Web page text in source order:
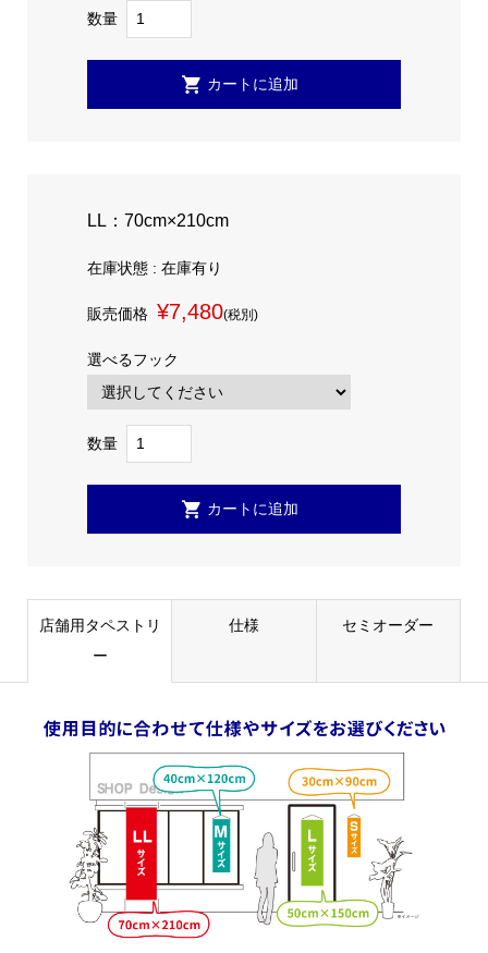
数量
LL：70cm×210cm
在庫状態 : 在庫有り
販売価格 ¥7,480(税別)
選べるフック
数量
店舗用タペストリ
ー
仕様 セミオーダー